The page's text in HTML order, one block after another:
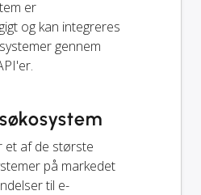
er
og kan integreres
gennem
et af de største
på markedet
til e-